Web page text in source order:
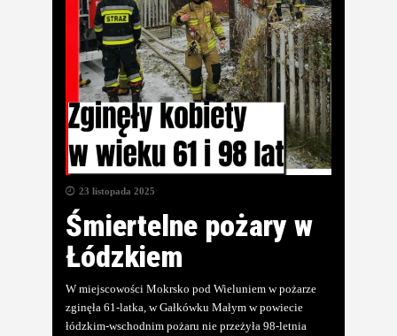
23 listopada 2025
Śmiertelne pożary w
Łódzkiem
W miejscowości Mokrsko pod Wieluniem w pożarze
zginęła 61-latka, w Gałkówku Małym w powiecie
łódzkim-wschodnim pożaru nie przeżyła 98-letnia